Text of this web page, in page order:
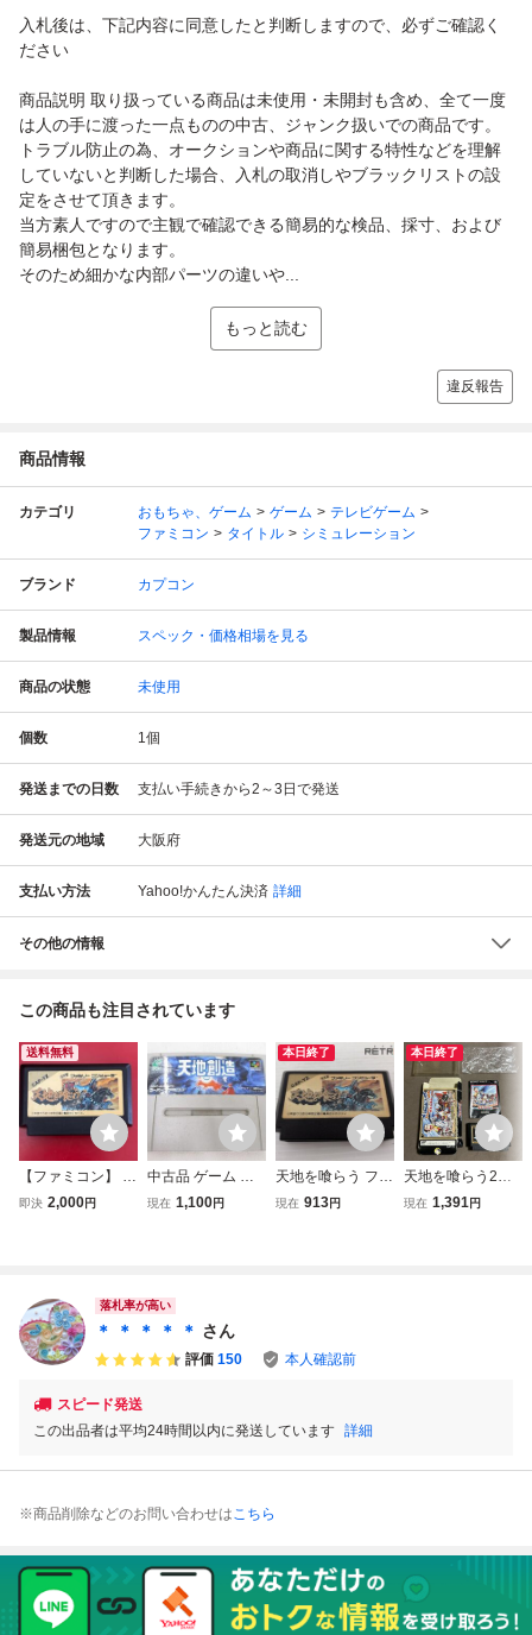
入札後は、下記内容に同意したと判断しますので、必ずご確認く
ださい
商品説明 取り扱っている商品は未使用・未開封も含め、全て一度
は人の手に渡った一点ものの中古、ジャンク扱いでの商品です。
トラブル防止の為、オークションや商品に関する特性などを理解
していないと判断した場合、入札の取消しやブラックリストの設
定をさせて頂きます。
当方素人ですので主観で確認できる簡易的な検品、採寸、および
簡易梱包となります。
そのため細かな内部パーツの違いや...
もっと読む
違反報告
商品情報
カテゴリ おもちゃ、ゲーム ゲーム
テレビゲーム
ファミコン
タイトル シミュレーション
ブランド カプコン
製品情報 スペック・価格相場を見る
商品の状態 未使用
個数 1個
発送までの日数 支払い手続きから2～3日で発送
発送元の地域 大阪府
支払い方法 Yahoo!かんたん決済 詳細
その他の情報
この商品も注目されています
送料無料
【ファミコン】 天
地を喰らう★ソフ
即決 2,000円
中古品 ゲーム ス
ーパーファミコン
現在 1,100円
本日終了
天地を喰らう ファ
ミコン FC
現在 913円
本日終了
天地を喰らう2
箱説付きファミコ
現在 1,391円
落札率が高い
＊ ＊ ＊ ＊ ＊ さん
評価 150 本人確認前
スピード発送
この出品者は平均24時間以内に発送しています 詳細
※商品削除などのお問い合わせはこちら